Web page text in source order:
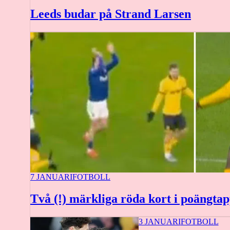
Leeds budar på Strand Larsen
7 JANUARIFOTBOLL
Två (!) märkliga röda kort i
3 JANUARIFOTBOLL